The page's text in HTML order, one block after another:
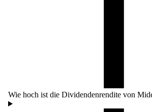
Wie hoch ist die Dividendenrendite von